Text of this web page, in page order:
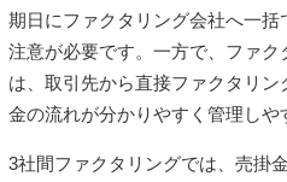
期日にファクタリング会社へ一
注意が必要です。一方で、ファ
は、取引先から直接ファクタリ
金の流れが分かりやすく管理しや
3社間ファクタリングでは、売掛